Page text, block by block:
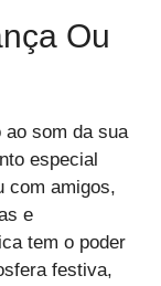
Ou
som da sua
especial
com amigos,
e
tem o poder
festiva,